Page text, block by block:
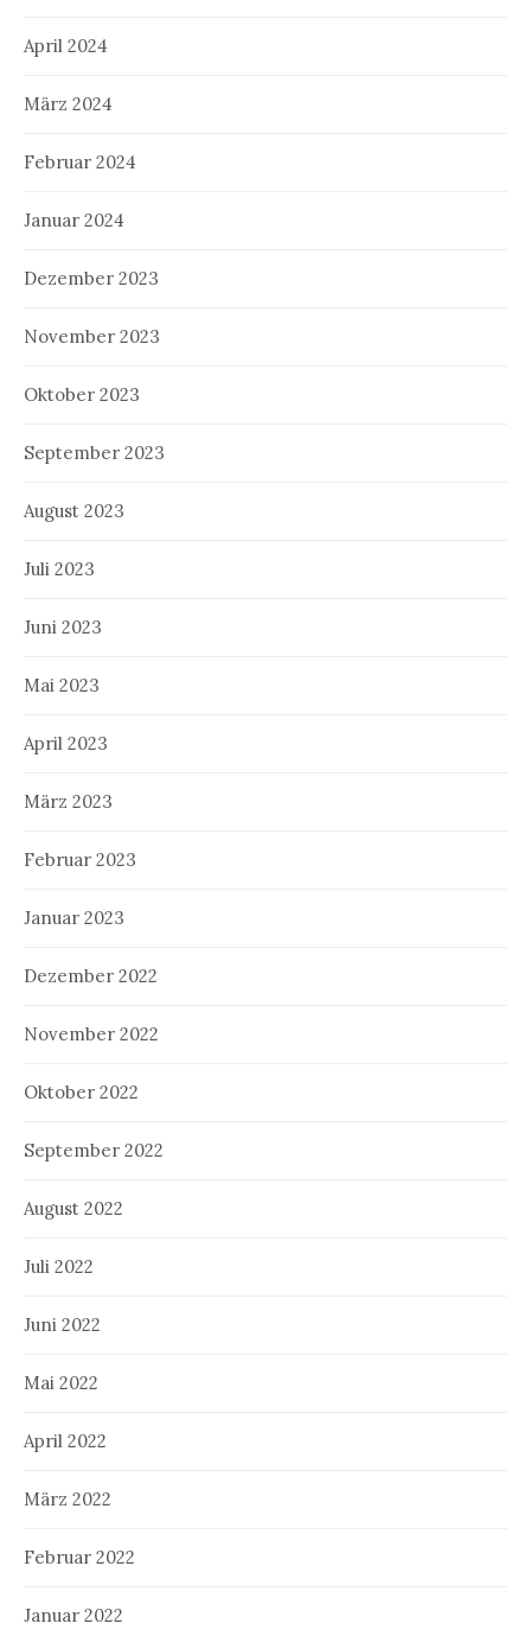
April 2024
März 2024
Februar 2024
Januar 2024
Dezember 2023
November 2023
Oktober 2023
September 2023
August 2023
Juli 2023
Juni 2023
Mai 2023
April 2023
März 2023
Februar 2023
Januar 2023
Dezember 2022
November 2022
Oktober 2022
September 2022
August 2022
Juli 2022
Juni 2022
Mai 2022
April 2022
März 2022
Februar 2022
Januar 2022